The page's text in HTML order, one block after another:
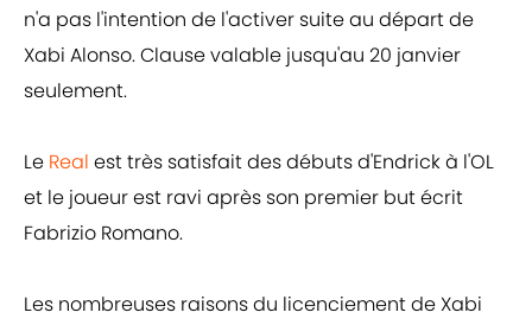
n'a pas l'intention de l'activer suite au départ de
Xabi Alonso. Clause valable jusqu'au 20 janvier
seulement.
Le Real est très satisfait des débuts d'Endrick à l'OL
et le joueur est ravi après son premier but écrit
Fabrizio Romano.
Les nombreuses raisons du licenciement de Xabi